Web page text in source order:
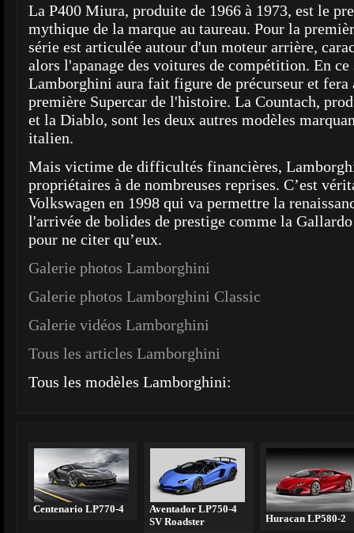
La P400 Miura, produite de 1966 à 1973, est le
mythique de la marque au taureau. Pour la
série est articulée autour d'un moteur arrière,
alors l'apanage des voitures de compétition. En ce
Lamborghini aura fait figure de précurseur et
première Supercar de l'histoire. La Countach,
et la Diablo, sont les deux autres modèles
italien.
Mais victime de difficultés financières,
propriétaires à de nombreuses reprises. C’est
Volkswagen en 1998 qui va permettre la
l'arrivée de bolides de prestige comme la
pour ne citer qu’eux.
Galerie photos Lamborghini
Galerie photos Lamborghini Classic
Galerie vidéos Lamborghini
Tous les articles Lamborghini
Tous les modèles Lamborghini:
Centenario LP770-4
Aventador LP750-4
SV Roadster
Huracan LP580-2